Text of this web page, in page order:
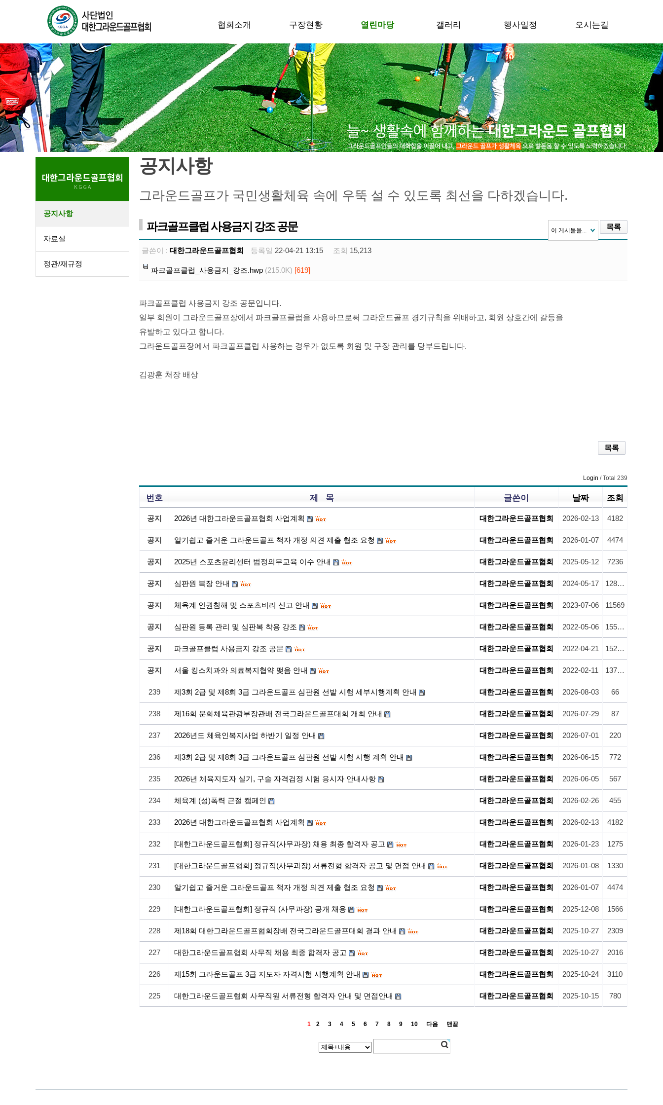
협회소개 구장현황 열린마당 갤러리 행사일정 오시는길
공지사항
자료실
정관/재규정
공지사항
그라운드골프가 국민생활체육 속에 우뚝 설 수 있도록 최선을 다하겠습니다.
파크골프클럽 사용금지 강조 공문 이 게시물을... 목록
글쓴이 : 대한그라운드골프협회 등록일 22-04-21 13:15 조회 15,213
파크골프클럽_사용금지_강조.hwp (215.0K) [619]
파크골프클럽 사용금지 강조 공문입니다.
일부 회원이 그라운드골프장에서 파크골프클럽을 사용하므로써 그라운드골프 경기규칙을 위배하고, 회원 상호간에 갈등을
유발하고 있다고 합니다.
그라운드골프장에서 파크골프클럽 사용하는 경우가 없도록 회원 및 구장 관리를 당부드립니다.
김광훈 처장 배상
목록
Login / Total 239
번호 제 목 글쓴이 날짜 조회
공지 2026년 대한그라운드골프협회 사업계획 대한그라운드골프협회 2026-02-13 4182
공지 알기쉽고 즐거운 그라운드골프 책자 개정 의견 제출 협조 요청 대한그라운드골프협회 2026-01-07 4474
공지 2025년 스포츠윤리센터 법정의무교육 이수 안내 대한그라운드골프협회 2025-05-12 7236
공지 심판원 복장 안내 대한그라운드골프협회 2024-05-17 12829
공지 체육계 인권침해 및 스포츠비리 신고 안내 대한그라운드골프협회 2023-07-06 11569
공지 심판원 등록 관리 및 심판복 착용 강조 대한그라운드골프협회 2022-05-06 15538
공지 파크골프클럽 사용금지 강조 공문 대한그라운드골프협회 2022-04-21 15214
공지 서울 킹스치과와 의료복지협약 맺음 안내 대한그라운드골프협회 2022-02-11 13753
239 제3회 2급 및 제8회 3급 그라운드골프 심판원 선발 시험 세부시행계획 안내 대한그라운드골프협회 2026-08-03 66
238 제16회 문화체육관광부장관배 전국그라운드골프대회 개최 안내 대한그라운드골프협회 2026-07-29 87
237 2026년도 체육인복지사업 하반기 일정 안내 대한그라운드골프협회 2026-07-01 220
236 제3회 2급 및 제8회 3급 그라운드골프 심판원 선발 시험 시행 계획 안내 대한그라운드골프협회 2026-06-15 772
235 2026년 체육지도자 실기, 구술 자격검정 시험 응시자 안내사항 대한그라운드골프협회 2026-06-05 567
234 체육계 (성)폭력 근절 캠페인 대한그라운드골프협회 2026-02-26 455
233 2026년 대한그라운드골프협회 사업계획 대한그라운드골프협회 2026-02-13 4182
232 [대한그라운드골프협회] 정규직(사무과장) 채용 최종 합격자 공고 대한그라운드골프협회 2026-01-23 1275
231 [대한그라운드골프협회] 정규직(사무과장) 서류전형 합격자 공고 및 면접 안내 대한그라운드골프협회 2026-01-08 1330
230 알기쉽고 즐거운 그라운드골프 책자 개정 의견 제출 협조 요청 대한그라운드골프협회 2026-01-07 4474
229 [대한그라운드골프협회] 정규직 (사무과장) 공개 채용 대한그라운드골프협회 2025-12-08 1566
228 제18회 대한그라운드골프협회장배 전국그라운드골프대회 결과 안내 대한그라운드골프협회 2025-10-27 2309
227 대한그라운드골프협회 사무직 채용 최종 합격자 공고 대한그라운드골프협회 2025-10-27 2016
226 제15회 그라운드골프 3급 지도자 자격시험 시행계획 안내 대한그라운드골프협회 2025-10-24 3110
225 대한그라운드골프협회 사무직원 서류전형 합격자 안내 및 면접안내 대한그라운드골프협회 2025-10-15 780
1 2 3 4 5 6 7 8 9 10 다음 맨끝